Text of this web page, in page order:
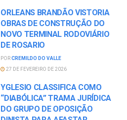
ORLEANS BRANDÃO VISTORIA
OBRAS DE CONSTRUÇÃO DO
NOVO TERMINAL RODOVIÁRIO
DE ROSARIO
PORCREMILDO DO VALLE
27 DE FEVEREIRO DE 2026
YGLESIO CLASSIFICA COMO
“DIABÓLICA” TRAMA JURÍDICA
DO GRUPO DE OPOSIÇÃO